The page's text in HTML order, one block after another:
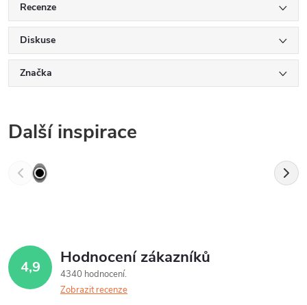
Recenze
Diskuse
Značka
Další inspirace
4,9 Hodnocení zákazníků
4340 hodnocení
Zobrazit recenze